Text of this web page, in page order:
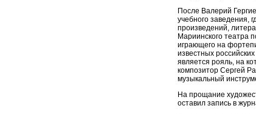
После Валерий
учебного заведения,
произведений,
Мариинского театра
играющего на
известных
является рояль, на
композитор Сергей
музыкальный
На прощание
оставил запись в